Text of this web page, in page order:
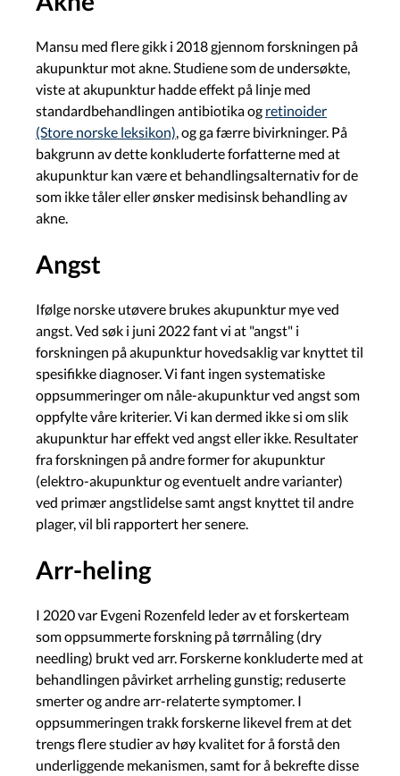
Mansu med flere gikk i 2018 gjennom forskningen på
akupunktur mot akne. Studiene som de undersøkte,
viste at akupunktur hadde effekt på linje med
standardbehandlingen antibiotika og retinoider
(Store norske leksikon) , og ga færre bivirkninger. På
bakgrunn av dette konkluderte forfatterne med at
akupunktur kan være et behandlingsalternativ for de
som ikke tåler eller ønsker medisinsk behandling av
akne.
Angst
Ifølge norske utøvere brukes akupunktur mye ved
angst. Ved søk i juni 2022 fant vi at "angst" i
forskningen på akupunktur hovedsaklig var knyttet til
spesifikke diagnoser. Vi fant ingen systematiske
oppsummeringer om nåle-akupunktur ved angst som
oppfylte våre kriterier. Vi kan dermed ikke si om slik
akupunktur har effekt ved angst eller ikke. Resultater
fra forskningen på andre former for akupunktur
(elektro-akupunktur og eventuelt andre varianter)
ved primær angstlidelse samt angst knyttet til andre
plager, vil bli rapportert her senere.
Arr-heling
I 2020 var Evgeni Rozenfeld leder av et forskerteam
som oppsummerte forskning på tørrnåling (dry
needling) brukt ved arr. Forskerne konkluderte med at
behandlingen påvirket arrheling gunstig; reduserte
smerter og andre arr-relaterte symptomer. I
oppsummeringen trakk forskerne likevel frem at det
trengs flere studier av høy kvalitet for å forstå den
underliggende mekanismen, samt for å bekrefte disse